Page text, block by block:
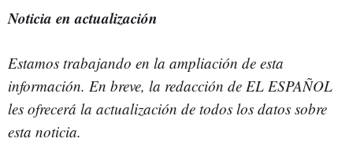
Noticia en actualización
Estamos trabajando en la ampliación de esta
información. En breve, la redacción de EL ESPAÑOL
les ofrecerá la actualización de todos los datos sobre
esta noticia.